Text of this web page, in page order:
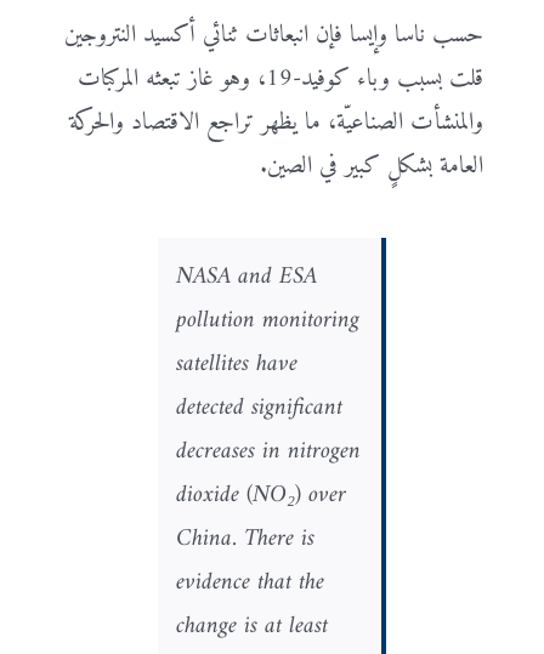
حسب ناسا وإيسا فإن انبعاثات ثنائي أكسيد النتروجين
قلت بسبب وباء كوفيد-19، وهو غاز تبعثه المركبات
والمنشأت الصناعيّة، ما يظهر تراجع الاقتصاد والحركة
العامة بشكلٍ كبير في الصين.
NASA and ESA
pollution monitoring
satellites have
detected significant
decreases in nitrogen
dioxide (NO₂) over
China. There is
evidence that the
change is at least